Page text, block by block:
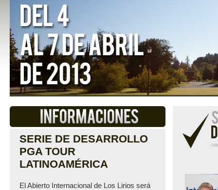
SERIE DE DESARROLLO
PGA TOUR
LATINOAMÉRICA
El Abierto Internacional de Los Lirios será